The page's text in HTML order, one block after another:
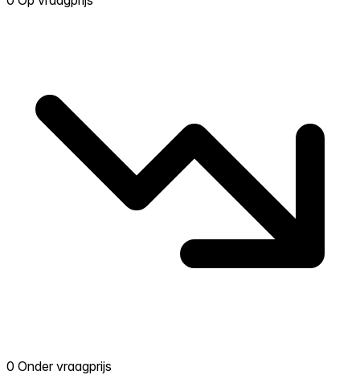
0 Onder vraagprijs